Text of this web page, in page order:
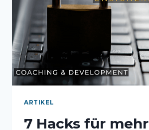
ARTIKEL
7 Hacks für mehr